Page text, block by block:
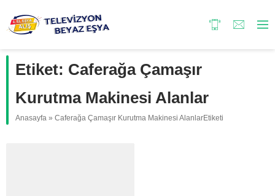
Etiket: Caferağa Çamaşır
Kurutma Makinesi Alanlar
Anasayfa » Caferağa Çamaşır Kurutma Makinesi AlanlarEtiketi